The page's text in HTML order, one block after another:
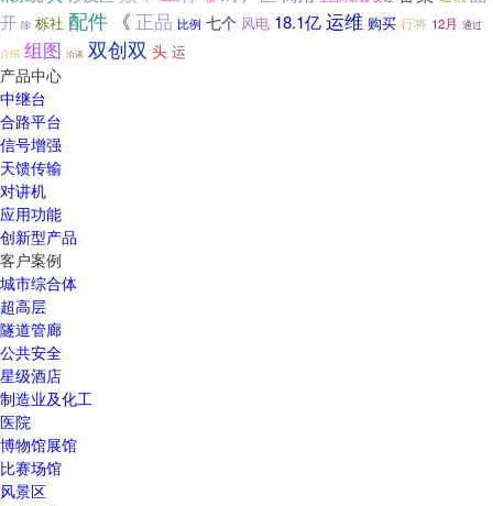
开 除 栎社 配件 《 正品 比例 七个 风电 18.1亿运维 购买 行将 12月 通过
介绍 组图 洽谈 双创双 头 运
产品中心
中继台
合路平台
信号增强
天馈传输
对讲机
应用功能
创新型产品
客户案例
城市综合体
超高层
隧道管廊
公共安全
星级酒店
制造业及化工
医院
博物馆展馆
比赛场馆
风景区